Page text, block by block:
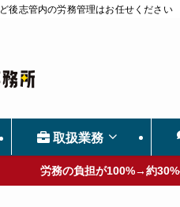
後志管内の労務管理はお任せください
取扱業務
労務の負担が100%→約